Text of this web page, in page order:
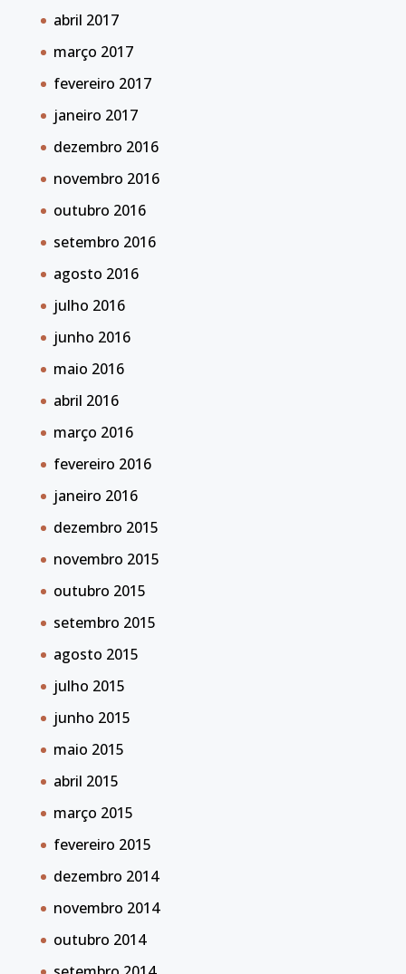
abril 2017
março 2017
fevereiro 2017
janeiro 2017
dezembro 2016
novembro 2016
outubro 2016
setembro 2016
agosto 2016
julho 2016
junho 2016
maio 2016
abril 2016
março 2016
fevereiro 2016
janeiro 2016
dezembro 2015
novembro 2015
outubro 2015
setembro 2015
agosto 2015
julho 2015
junho 2015
maio 2015
abril 2015
março 2015
fevereiro 2015
dezembro 2014
novembro 2014
outubro 2014